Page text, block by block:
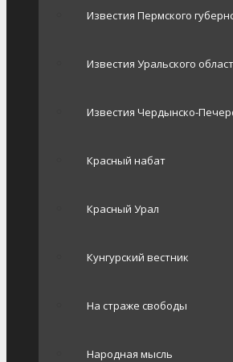
Известия Пермского
Известия Уральского
Известия Чердынско-
Красный набат
Красный Урал
Кунгурский вестник
На страже свободы
Народная мысль